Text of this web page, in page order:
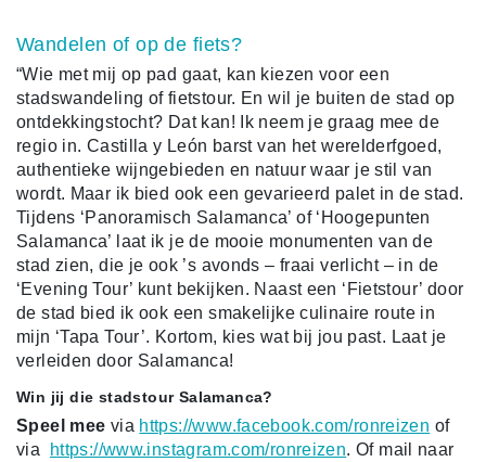
Wandelen of op de fiets?
“Wie met mij op pad gaat, kan kiezen voor een
stadswandeling of fietstour. En wil je buiten de stad op
ontdekkingstocht? Dat kan! Ik neem je graag mee de
regio in. Castilla y León barst van het werelderfgoed,
authentieke wijngebieden en natuur waar je stil van
wordt. Maar ik bied ook een gevarieerd palet in de stad.
Tijdens ‘Panoramisch Salamanca’ of ‘Hoogepunten
Salamanca’ laat ik je de mooie monumenten van de
stad zien, die je ook ’s avonds – fraai verlicht – in de
‘Evening Tour’ kunt bekijken. Naast een ‘Fietstour’ door
de stad bied ik ook een smakelijke culinaire route in
mijn ‘Tapa Tour’. Kortom, kies wat bij jou past. Laat je
verleiden door Salamanca!
Win jij die stadstour Salamanca?
Speel mee via https://www.facebook.com/ronreizen of
via
https://www.instagram.com/ronreizen. Of mail naar